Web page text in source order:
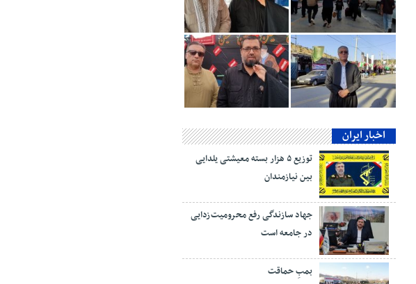
اخبار ایران
توزیع ۵ هزار بسته معیشتی یلدایی
بین نیازمندان
جهاد سازندگی رفع محرومیت‌زدایی
در جامعه است
بمبِ حماقت